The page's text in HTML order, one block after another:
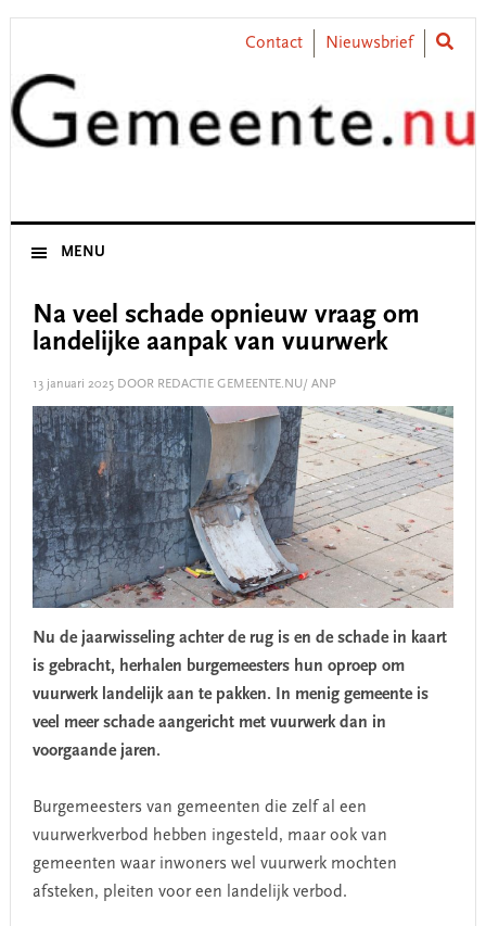
Skip
primary
navigation
Skip
content
Skip
primary
sidebar
Skip
footer
Contact Nieuwsbrief
MENU
Na veel schade opnieuw vraag om
landelijke aanpak van vuurwerk
13 januari 2025DOOR REDACTIE GEMEENTE.NU/ ANP
Nu de jaarwisseling achter de rug is en de schade in kaart
is gebracht, herhalen burgemeesters hun oproep om
vuurwerk landelijk aan te pakken. In menig gemeente is
veel meer schade aangericht met vuurwerk dan in
voorgaande jaren.
Burgemeesters van gemeenten die zelf al een
vuurwerkverbod hebben ingesteld, maar ook van
gemeenten waar inwoners wel vuurwerk mochten
afsteken, pleiten voor een landelijk verbod.